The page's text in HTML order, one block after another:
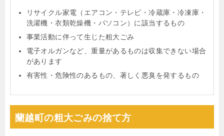
リサイクル家電（エアコン・テレビ・冷蔵庫・冷凍庫・
洗濯機・衣類乾燥機・パソコン）に該当するもの
事業活動に伴って生じた粗大ごみ
電子オルガンなど、重量があるものは収集できない場合
があります
有害性・危険性のあるもの、著しく悪臭を発するもの
蘭越町の粗大ごみの捨て方